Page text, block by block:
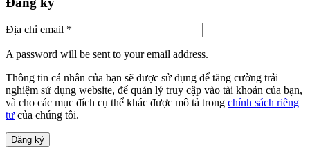
Địa chỉ email *
A password will be sent to your email address.
Thông tin cá nhân của bạn sẽ được sử dụng để tăng cường trải
nghiệm sử dụng website, để quản lý truy cập vào tài khoản của bạn,
và cho các mục đích cụ thể khác được mô tả trong chính sách riêng
tư của chúng tôi.
Đăng ký